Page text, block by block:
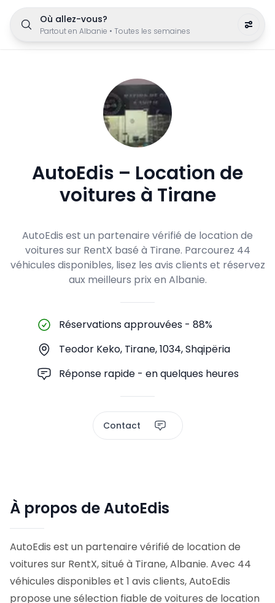
Où allez-vous?
Partout en Albanie • Toutes les semaines
AutoEdis – Location de
voitures à Tirane
AutoEdis est un partenaire vérifié de location de
voitures sur RentX basé à Tirane. Parcourez 44
véhicules disponibles, lisez les avis clients et réservez
aux meilleurs prix en Albanie.
Réservations approuvées- 88%
Teodor Keko, Tirane, 1034, Shqipëria
Réponse rapide - en quelques heures
Contact
À propos de AutoEdis
AutoEdis est un partenaire vérifié de location de
voitures sur RentX, situé à Tirane, Albanie. Avec 44
véhicules disponibles et 1 avis clients, AutoEdis
propose une sélection fiable de voitures de location